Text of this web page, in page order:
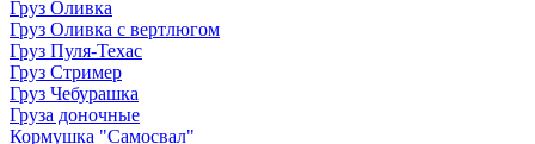
Груз Оливка
Груз Оливка с вертлюгом
Груз Пуля-Техас
Груз Стример
Груз Чебурашка
Груза доночные
Кормушка "Самосвал"